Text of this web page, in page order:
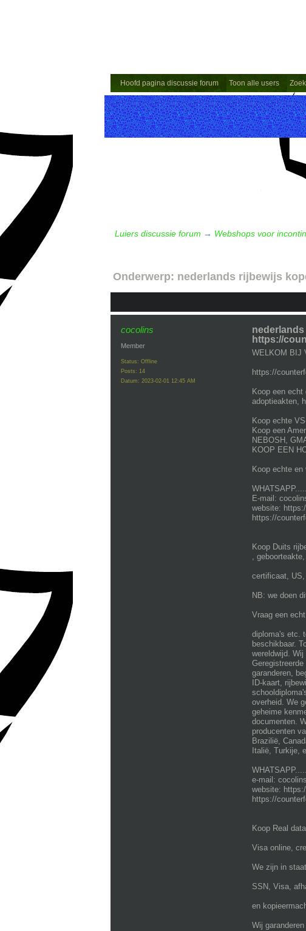
Hoofd pagina discussie forum Toon alle users Zoek
Luiers discussie forum → Webshops voor
Onderwerp: nederlands rijbewijs
cocolins
Member
Status: Offline
Posts: 14
Datum: 2023-02-01 12:45 AM
https://
WELKOM BIJ
https://
Koop een
adoptieakten,
Koop echte
Koop een
NEBOSH,
KOOP EEN
Koop echte
E-mail:
website:
https://
Koop Duits
,
certificaat, US,
NB: we doen
Vraag een
diploma's etc.
beschikbaar.
wereldwijd.
garanderen,
ID-kaart,
overheid. We
geheime
documenten.
producenten
Brazilië,
Italië, Turkije,
e-mail:
website:
https://
Koop Real
Visa online,
We zijn in
SSN, Visa,
en
Wij